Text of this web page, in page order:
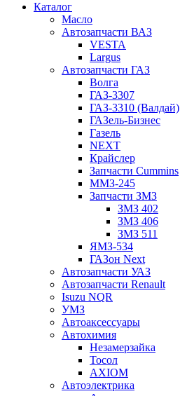
Каталог
Масло
Автозапчасти ВАЗ
VESTA
Largus
Автозапчасти ГАЗ
Волга
ГАЗ-3307
ГАЗ-3310 (Валдай)
ГАЗель-Бизнес
Газель
NEXT
Крайслер
Запчасти Cummins
ММЗ-245
Запчасти ЗМЗ
ЗМЗ 402
ЗМЗ 406
ЗМЗ 511
ЯМЗ-534
ГАЗон Next
Автозапчасти УАЗ
Автозапчасти Renault
Isuzu NQR
УМЗ
Автоаксессуары
Автохимия
Незамерзайка
Тосол
AXIOM
Автоэлектрика